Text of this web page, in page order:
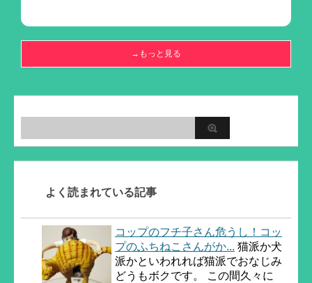
→もっと見る
よく読まれている記事
コップのフチ子さん危うし！コッ
プのふちねこさんがか... 猫派か犬
派かといわれれば猫派でおなじみ
どうもボクです。 この間久々に